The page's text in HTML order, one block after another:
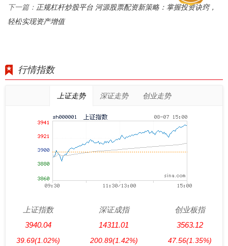
下一篇： 正规杠杆炒股平台 河源股票配资新策略：掌握投资诀窍，
轻松实现资产增值
行情指数
上证走势 深证走势 创业走势
上证指数
3940.04
39.69(1.02%)
深证成指
14311.01
200.89(1.42%)
创业板指
3563.12
47.56(1.35%)